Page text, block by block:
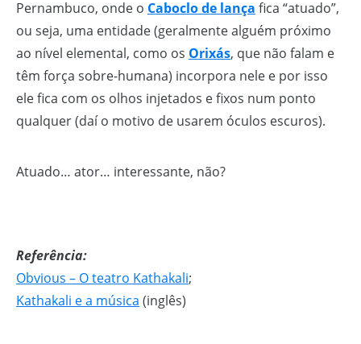
Pernambuco, onde o Caboclo de lança fica “atuado”,
ou seja, uma entidade (geralmente alguém próximo
ao nível elemental, como os Orixás, que não falam e
têm força sobre-humana) incorpora nele e por isso
ele fica com os olhos injetados e fixos num ponto
qualquer (daí o motivo de usarem óculos escuros).
Atuado… ator… interessante, não?
Referência:
Obvious – O teatro Kathakali;
Kathakali e a música (inglês)